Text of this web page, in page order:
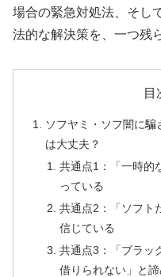
場合の緊急対処法、そし
法的な解決策を、一つ残
目
ソフヤミ・ソフ闇に
は大丈夫？
共通点1：「一時的
っている
共通点2：「ソフト
信じている
共通点3：「ブラッ
借りられない」と